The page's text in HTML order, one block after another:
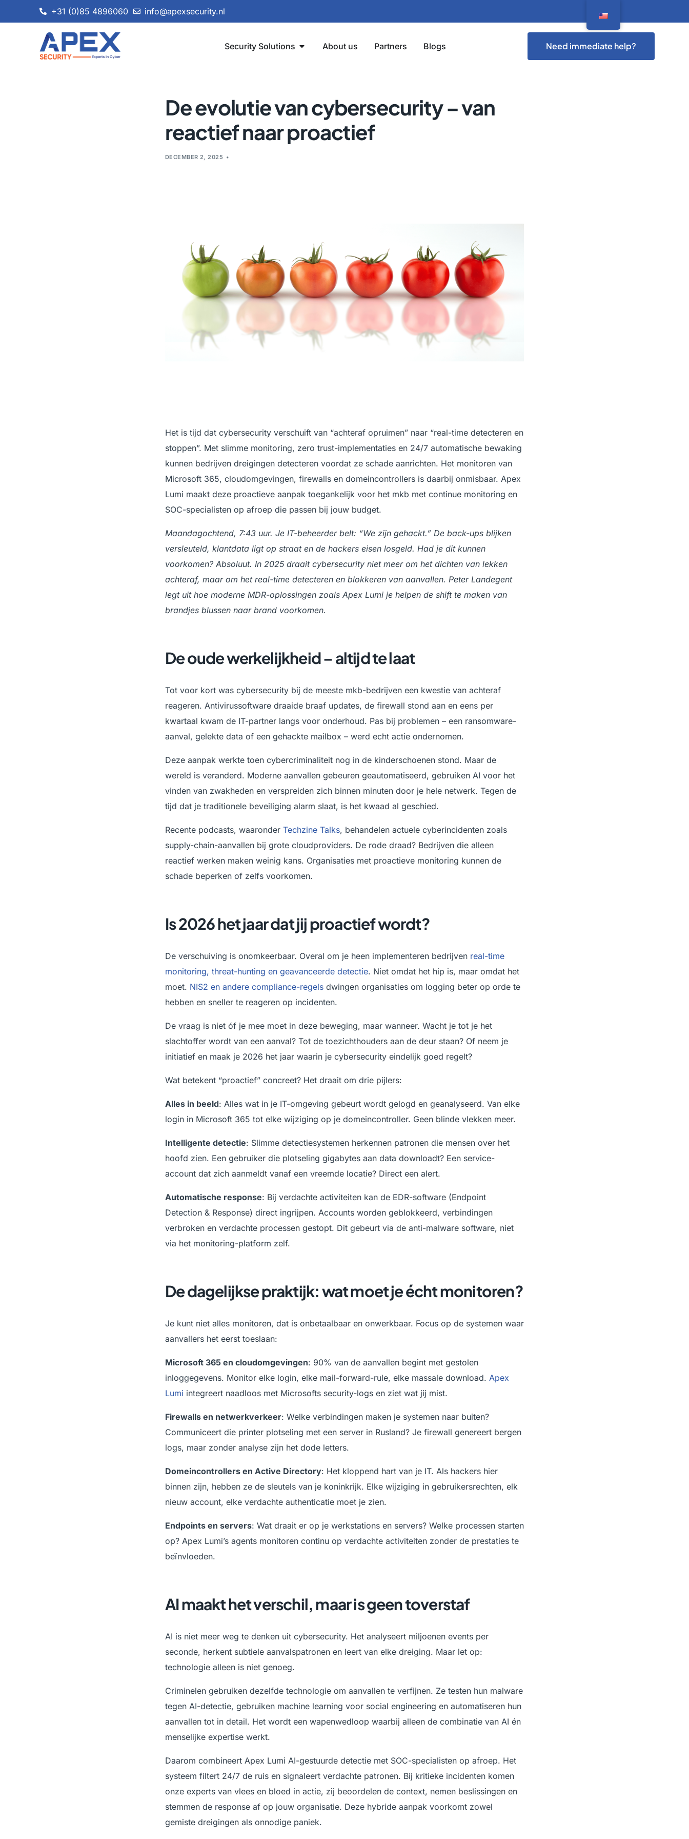
+31 (0)85 4896060 info@apexsecurity.nl
Security Solutions About us Partners Blogs Need immediate help?
De evolutie van cybersecurity – van
reactief naar proactief
DECEMBER 2, 2025
Het is tijd dat cybersecurity verschuift van “achteraf opruimen” naar “real-time detecteren en
stoppen”. Met slimme monitoring, zero trust-implementaties en 24/7 automatische bewaking
kunnen bedrijven dreigingen detecteren voordat ze schade aanrichten. Het monitoren van
Microsoft 365, cloudomgevingen, firewalls en domeincontrollers is daarbij onmisbaar. Apex
Lumi maakt deze proactieve aanpak toegankelijk voor het mkb met continue monitoring en
SOC-specialisten op afroep die passen bij jouw budget.
Maandagochtend, 7:43 uur. Je IT-beheerder belt: “We zijn gehackt.” De back-ups blijken
versleuteld, klantdata ligt op straat en de hackers eisen losgeld. Had je dit kunnen
voorkomen? Absoluut. In 2025 draait cybersecurity niet meer om het dichten van lekken
achteraf, maar om het real-time detecteren en blokkeren van aanvallen. Peter Landegent
legt uit hoe moderne MDR-oplossingen zoals Apex Lumi je helpen de shift te maken van
brandjes blussen naar brand voorkomen.
De oude werkelijkheid – altijd te laat
Tot voor kort was cybersecurity bij de meeste mkb-bedrijven een kwestie van achteraf
reageren. Antivirussoftware draaide braaf updates, de firewall stond aan en eens per
kwartaal kwam de IT-partner langs voor onderhoud. Pas bij problemen – een ransomware-
aanval, gelekte data of een gehackte mailbox – werd echt actie ondernomen.
Deze aanpak werkte toen cybercriminaliteit nog in de kinderschoenen stond. Maar de
wereld is veranderd. Moderne aanvallen gebeuren geautomatiseerd, gebruiken AI voor het
vinden van zwakheden en verspreiden zich binnen minuten door je hele netwerk. Tegen de
tijd dat je traditionele beveiliging alarm slaat, is het kwaad al geschied.
Recente podcasts, waaronder Techzine Talks, behandelen actuele cyberincidenten zoals
supply-chain-aanvallen bij grote cloudproviders. De rode draad? Bedrijven die alleen
reactief werken maken weinig kans. Organisaties met proactieve monitoring kunnen de
schade beperken of zelfs voorkomen.
Is 2026 het jaar dat jij proactief wordt?
De verschuiving is onomkeerbaar. Overal om je heen implementeren bedrijven real-time
monitoring, threat-hunting en geavanceerde detectie. Niet omdat het hip is, maar omdat het
moet. NIS2 en andere compliance-regels dwingen organisaties om logging beter op orde te
hebben en sneller te reageren op incidenten.
De vraag is niet óf je mee moet in deze beweging, maar wanneer. Wacht je tot je het
slachtoffer wordt van een aanval? Tot de toezichthouders aan de deur staan? Of neem je
initiatief en maak je 2026 het jaar waarin je cybersecurity eindelijk goed regelt?
Wat betekent “proactief” concreet? Het draait om drie pijlers:
Alles in beeld: Alles wat in je IT-omgeving gebeurt wordt gelogd en geanalyseerd. Van elke
login in Microsoft 365 tot elke wijziging op je domeincontroller. Geen blinde vlekken meer.
Intelligente detectie: Slimme detectiesystemen herkennen patronen die mensen over het
hoofd zien. Een gebruiker die plotseling gigabytes aan data downloadt? Een service-
account dat zich aanmeldt vanaf een vreemde locatie? Direct een alert.
Automatische response: Bij verdachte activiteiten kan de EDR-software (Endpoint
Detection & Response) direct ingrijpen. Accounts worden geblokkeerd, verbindingen
verbroken en verdachte processen gestopt. Dit gebeurt via de anti-malware software, niet
via het monitoring-platform zelf.
De dagelijkse praktijk: wat moet je écht monitoren?
Je kunt niet alles monitoren, dat is onbetaalbaar en onwerkbaar. Focus op de systemen waar
aanvallers het eerst toeslaan:
Microsoft 365 en cloudomgevingen: 90% van de aanvallen begint met gestolen
inloggegevens. Monitor elke login, elke mail-forward-rule, elke massale download. Apex
Lumi integreert naadloos met Microsofts security-logs en ziet wat jij mist.
Firewalls en netwerkverkeer: Welke verbindingen maken je systemen naar buiten?
Communiceert die printer plotseling met een server in Rusland? Je firewall genereert bergen
logs, maar zonder analyse zijn het dode letters.
Domeincontrollers en Active Directory: Het kloppend hart van je IT. Als hackers hier
binnen zijn, hebben ze de sleutels van je koninkrijk. Elke wijziging in gebruikersrechten, elk
nieuw account, elke verdachte authenticatie moet je zien.
Endpoints en servers: Wat draait er op je werkstations en servers? Welke processen starten
op? Apex Lumi’s agents monitoren continu op verdachte activiteiten zonder de prestaties te
beïnvloeden.
AI maakt het verschil, maar is geen toverstaf
AI is niet meer weg te denken uit cybersecurity. Het analyseert miljoenen events per
seconde, herkent subtiele aanvalspatronen en leert van elke dreiging. Maar let op:
technologie alleen is niet genoeg.
Criminelen gebruiken dezelfde technologie om aanvallen te verfijnen. Ze testen hun malware
tegen AI-detectie, gebruiken machine learning voor social engineering en automatiseren hun
aanvallen tot in detail. Het wordt een wapenwedloop waarbij alleen de combinatie van AI én
menselijke expertise werkt.
Daarom combineert Apex Lumi AI-gestuurde detectie met SOC-specialisten op afroep. Het
systeem filtert 24/7 de ruis en signaleert verdachte patronen. Bij kritieke incidenten komen
onze experts van vlees en bloed in actie, zij beoordelen de context, nemen beslissingen en
stemmen de response af op jouw organisatie. Deze hybride aanpak voorkomt zowel
gemiste dreigingen als onnodige paniek.